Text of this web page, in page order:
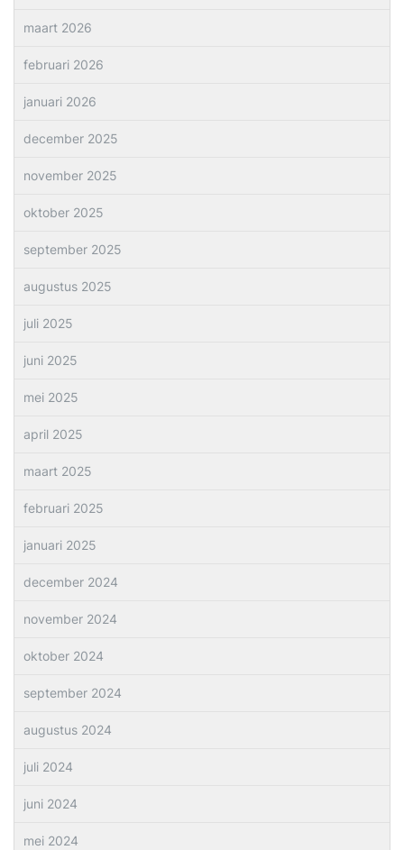
maart 2026
februari 2026
januari 2026
december 2025
november 2025
oktober 2025
september 2025
augustus 2025
juli 2025
juni 2025
mei 2025
april 2025
maart 2025
februari 2025
januari 2025
december 2024
november 2024
oktober 2024
september 2024
augustus 2024
juli 2024
juni 2024
mei 2024